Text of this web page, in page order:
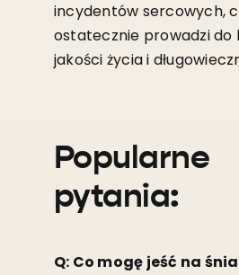
incydentów sercowych,
ostatecznie prowadzi do
jakości życia i
Popularne
pytania:
Q: Co mogę jeść na